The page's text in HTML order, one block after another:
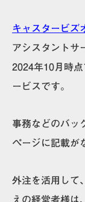
キャスタービズ
アシスタントサ
2024年10月時
ービスです。
事務などのバッ
ページに記載が
外注を活用して
えの経営者様は